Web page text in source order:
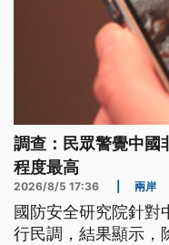
調查：民眾警覺中國
程度最高
2026/8/5 17:36 兩岸
國防安全研究院針對
行民調，結果顯示，